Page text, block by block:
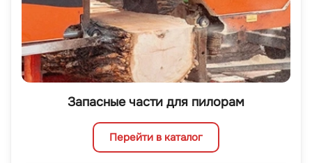
Запасные части для пилорам
Перейти в каталог